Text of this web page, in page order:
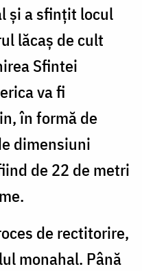
și a sfințit locul
lăcaș de cult
Sfintei
va fi
în formă de
dimensiuni
de 22 de metri
de rectitorire,
monahal. Până